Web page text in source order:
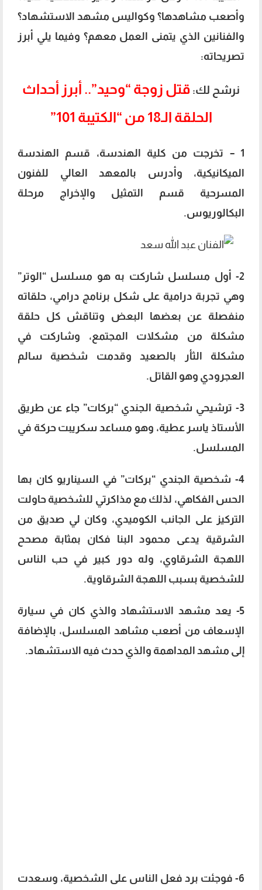
وأصعب مشاهدها؟ وكواليس مشهد الاستشهاد؟
والفنانين الذي يتمنى العمل معهم؟ وفيما يلي أبرز
تصريحاته:
نرشح لك: قتل زوجة “وحيد”.. أبرز أحداث
الحلقة الـ18 من “الكتيبة 101”
1 – تخرجت من كلية الهندسة، قسم الهندسة
الميكانيكية، وأدرس بالمعهد العالي للفنون
المسرحية قسم التمثيل والإخراج مرحلة
البكالوريوس.
2- أول مسلسل شاركت به هو مسلسل “الوتر”
وهي تجربة درامية على شكل برنامج درامي، حلقاته
منفصلة عن بعضها البعض وتناقش كل حلقة
مشكلة من مشكلات المجتمع، وشاركت في
مشكلة الثأر بالصعيد وقدمت شخصية سالم
العجرودي وهو القاتل.
3- ترشيحي شخصية الجندي “بركات” جاء عن طريق
الأستاذ ياسر عطية، وهو مساعد سكريبت حركة في
المسلسل.
4- شخصية الجندي “بركات” في السيناريو كان بها
الحس الفكاهي، لذلك مع مذاكرتي للشخصية حاولت
التركيز على الجانب الكوميدي، وكان لي صديق من
الشرقية يدعى محمود البنا فكان بمثابة مصحح
اللهجة الشرقاوي، وله دور كبير في حب الناس
للشخصية بسبب اللهجة الشرقاوية.
5- يعد مشهد الاستشهاد والذي كان في سيارة
الإسعاف من أصعب مشاهد المسلسل، بالإضافة
إلى مشهد المداهمة والذي حدث فيه الاستشهاد.
6- فوجئت برد فعل الناس على الشخصية، وسعدت